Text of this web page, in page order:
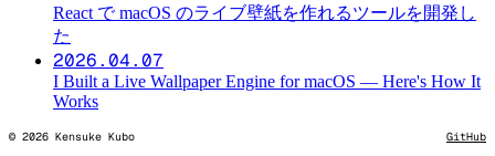
React で macOS のライブ壁紙を作れるツールを開発し
た
2026.04.07
I Built a Live Wallpaper Engine for macOS — Here's How It
Works
© 2026 Kensuke Kubo GitHub